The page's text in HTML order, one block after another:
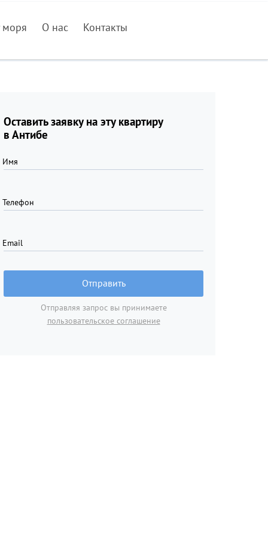
моря О нас Контакты
Оставить заявку на эту квартиру
в Антибе
Имя
Телефон
Email
Отправить
Отправляя запрос вы принимаете
пользовательское соглашение